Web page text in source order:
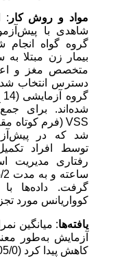
مواد و روش‌ کار:
شاهدی با
بیمار زن مبتلا به
متخصص مغز و
دسترس انتخاب
شده‌اند. برای
VSS(فرم کوتاه
شد که در
توسط افراد
گرفت. داده‌ها با
کوواریانس مورد
یافته‌ها: میانگین
آزمایش به‌طور
کاهش پیدا کرد )
05/0>